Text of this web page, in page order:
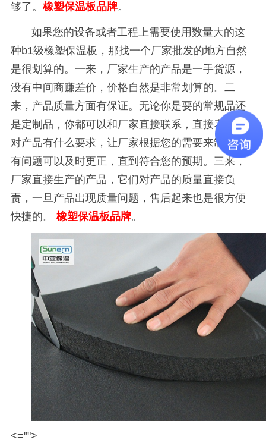
够了。 橡塑保温板品牌。
如果您的设备或者工程上需要使用数量大的这
种b1级橡塑保温板，那找一个厂家批发的地方自然
是很划算的。一来，厂家生产的产品是一手货源，
没有中间商赚差价，价格自然是非常划算的。二
来，产品质量方面有保证。无论你是要的常规品还
是定制品，你都可以和厂家直接联系，直接表达您
对产品有什么要求，让厂家根据您的需要来制作，
有问题可以及时更正，直到符合您的预期。三来，
厂家直接生产的产品，它们对产品的质量直接负
责，一旦产品出现质量问题，售后起来也是很方便
快捷的。 橡塑保温板品牌。
<="">